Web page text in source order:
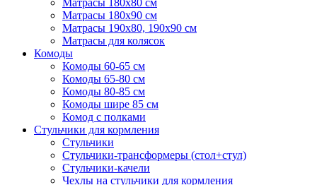
Матрасы 180х80 см
Матрасы 180х90 см
Матрасы 190х80, 190х90 см
Матрасы для колясок
Комоды
Комоды 60-65 см
Комоды 65-80 см
Комоды 80-85 см
Комоды шире 85 см
Комод с полками
Стульчики для кормления
Стульчики
Стульчики-трансформеры (стол+стул)
Стульчики-качели
Чехлы на стульчики для кормления